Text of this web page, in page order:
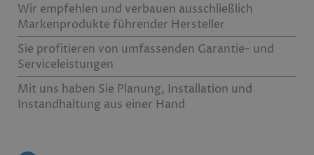
Wir empfehlen und verbauen ausschließlich
Markenprodukte führender Hersteller
Sie profitieren von umfassenden Garantie- und
Serviceleistungen
Mit uns haben Sie Planung, Installation und
Instandhaltung aus einer Hand